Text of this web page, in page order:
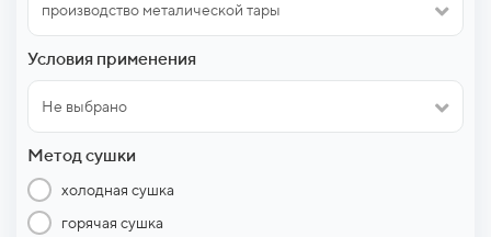
производство металической тары
Условия применения
Не выбрано
Метод сушки
холодная сушка
горячая сушка